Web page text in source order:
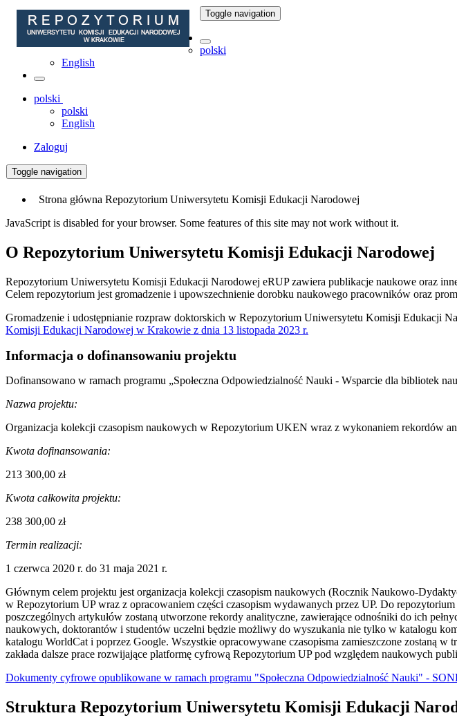
Toggle navigation
polski
English
polski
polski
English
Zaloguj
Toggle navigation
Strona główna Repozytorium Uniwersytetu Komisji Edukacji Narodowej
JavaScript is disabled for your browser. Some features of this site may not work without it.
O Repozytorium Uniwersytetu Komisji Edukacji Narodowej
Repozytorium Uniwersytetu Komisji Edukacji Narodowej eRUP zawiera publikacje naukowe oraz
Celem repozytorium jest gromadzenie i upowszechnienie dorobku naukowego pracowników oraz
Gromadzenie i udostępnianie rozpraw doktorskich w Repozytorium Uniwersytetu Komisji Edukacji
Komisji Edukacji Narodowej w Krakowie z dnia 13 listopada 2023 r.
Informacja o dofinansowaniu projektu
Dofinansowano w ramach programu „Społeczna Odpowiedzialność Nauki - Wsparcie dla bibliotek
Nazwa projektu:
Organizacja kolekcji czasopism naukowych w Repozytorium UKEN wraz z wykonaniem rekordów
Kwota dofinansowania:
213 300,00 zł
Kwota całkowita projektu:
238 300,00 zł
Termin realizacji:
1 czerwca 2020 r. do 31 maja 2021 r.
Głównym celem projektu jest organizacja kolekcji czasopism naukowych (Rocznik Naukowo-
w Repozytorium UP wraz z opracowaniem części czasopism wydawanych przez UP. Do
poszczególnych artykułów zostaną utworzone rekordy analityczne, zawierające odnośniki do ich
naukowych, doktorantów i studentów uczelni będzie możliwy do wyszukania nie tylko w katalogu
katalogu WorldCat i poprzez Google. Wszystkie opracowywane czasopisma zamieszczone zostaną
zakłada dalsze prace rozwijające platformę cyfrową Repozytorium UP pod względem naukowych
Dokumenty cyfrowe opublikowane w ramach programu "Społeczna Odpowiedzialność Nauki" -
Struktura Repozytorium Uniwersytetu Komisji Edukacji